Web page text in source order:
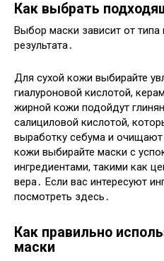
Как выбрать
Выбор маски зависит от
результата․
Для сухой кожи выбирайте
гиалуроновой кислотой,
жирной кожи подойдут
салициловой кислотой,
выработку себума и
кожи выбирайте маски с
ингредиентами, такими как
вера․ Если вас интересуют
посмотреть здесь․
Как правильно
маски